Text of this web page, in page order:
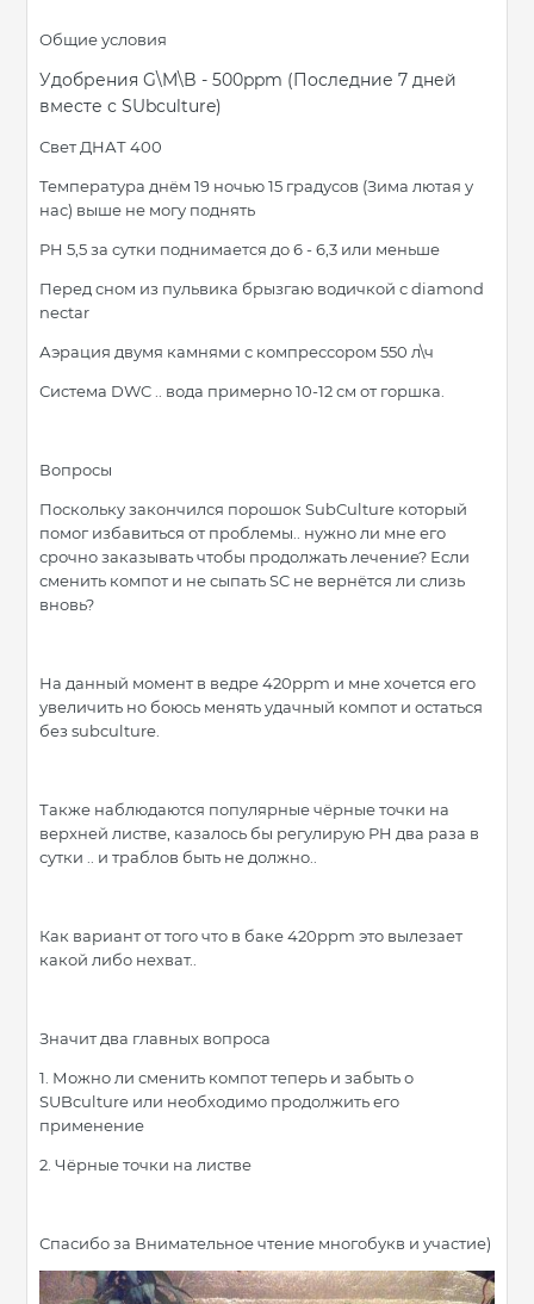
Общие условия
Удобрения G\M\B - 500ppm (Последние 7 дней
вместе с SUbculture)
Свет ДНАТ 400
Температура днём 19 ночью 15 градусов (Зима лютая у
нас) выше не могу поднять
PH 5,5 за сутки поднимается до 6 - 6,3 или меньше
Перед сном из пульвика брызгаю водичкой с diamond
nectar
Аэрация двумя камнями с компрессором 550 л\ч
Система DWC .. вода примерно 10-12 см от горшка.
Вопросы
Поскольку закончился порошок SubCulture который
помог избавиться от проблемы.. нужно ли мне его
срочно заказывать чтобы продолжать лечение? Если
сменить компот и не сыпать SC не вернётся ли слизь
вновь?
На данный момент в ведре 420ppm и мне хочется его
увеличить но боюсь менять удачный компот и остаться
без subculture.
Также наблюдаются популярные чёрные точки на
верхней листве, казалось бы регулирую PH два раза в
сутки .. и траблов быть не должно..
Как вариант от того что в баке 420ppm это вылезает
какой либо нехват..
Значит два главных вопроса
1. Можно ли сменить компот теперь и забыть о
SUBculture или необходимо продолжить его
применение
2. Чёрные точки на листве
Спасибо за Внимательное чтение многобукв и участие)